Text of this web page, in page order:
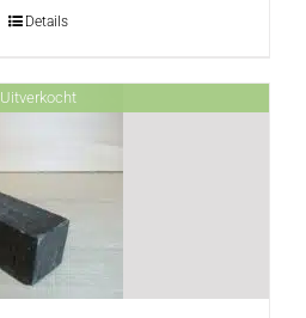
Details
Uitverkocht